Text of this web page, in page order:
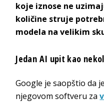
koje iznose ne
količine struje
modela na velikim
Jedan AI upit kao
Google je saopštio da
njegovom softveru za